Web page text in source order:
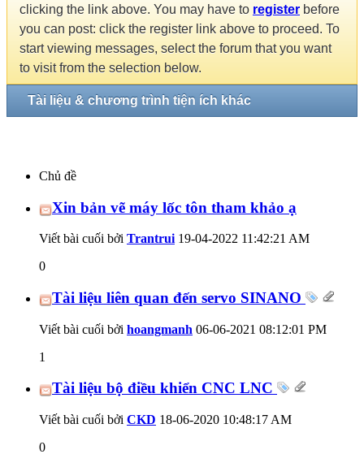
clicking the link above. You may have to register before
you can post: click the register link above to proceed. To
start viewing messages, select the forum that you want
to visit from the selection below.
Tài liệu & chương trình tiện ích khác
Chủ đề
Xin bản vẽ máy lốc tôn tham khảo ạ
Viết bài cuối bởi Trantrui 19-04-2022 11:42:21 AM
0
Tài liệu liên quan đến servo SINANO
Viết bài cuối bởi hoangmanh 06-06-2021 08:12:01 PM
1
Tài liệu bộ điều khiển CNC LNC
Viết bài cuối bởi CKD 18-06-2020 10:48:17 AM
0